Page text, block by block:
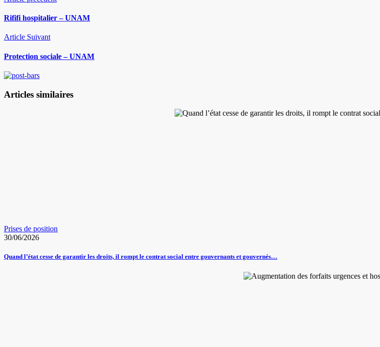
Rififi hospitalier – UNAM
Article Suivant
Protection sociale – UNAM
Articles similaires
Prises de position
30/06/2026
Quand l’état cesse de garantir les droits, il rompt le contrat social entre gouvernants et gouvernés…